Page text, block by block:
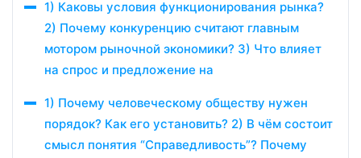
1) Каковы условия функционирования рынка?
2) Почему конкуренцию считают главным
мотором рыночной экономики? 3) Что влияет
на спрос и предложение на
1) Почему человеческому обществу нужен
порядок? Как его установить? 2) В чём состоит
смысл понятия “Справедливость”? Почему